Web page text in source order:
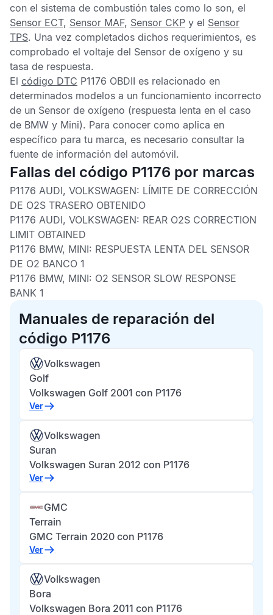
con el sistema de combustión tales como lo son, el
Sensor ECT, Sensor MAF, Sensor CKP y el Sensor
TPS. Una vez completados dichos requerimientos, es
comprobado el voltaje del Sensor de oxígeno y su
tasa de respuesta.
El código DTC P1176 OBDII es relacionado en
determinados modelos a un funcionamiento incorrecto
de un Sensor de oxígeno (respuesta lenta en el caso
de BMW y Mini). Para conocer como aplica en
específico para tu marca, es necesario consultar la
fuente de información del automóvil.
Fallas del código P1176 por marcas
P1176 AUDI, VOLKSWAGEN: LÍMITE DE CORRECCIÓN
DE O2S TRASERO OBTENIDO
P1176 AUDI, VOLKSWAGEN: REAR O2S CORRECTION
LIMIT OBTAINED
P1176 BMW, MINI: RESPUESTA LENTA DEL SENSOR
DE O2 BANCO 1
P1176 BMW, MINI: O2 SENSOR SLOW RESPONSE
BANK 1
Manuales de reparación del
código P1176
Volkswagen
Golf
Volkswagen Golf 2001 con P1176
Ver
Volkswagen
Suran
Volkswagen Suran 2012 con P1176
Ver
GMC
Terrain
GMC Terrain 2020 con P1176
Ver
Volkswagen
Bora
Volkswagen Bora 2011 con P1176